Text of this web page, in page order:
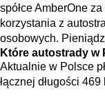
spółce AmberOne
korzystania z
osobowych.
Które autostrady w
Aktualnie w Polsce
łącznej długości